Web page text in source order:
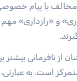
یا پیام
و «رازداری»
از نافرمانی
است. به عبارتی،